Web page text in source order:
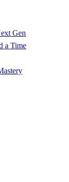
Gen
a Time